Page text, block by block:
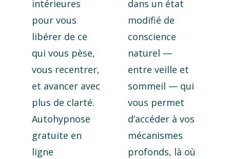
intérieures
pour vous
libérer de ce
qui vous pèse,
vous recentrer,
et avancer avec
plus de clarté.
Autohypnose
gratuite en
ligne
dans un état
modifié de
conscience
naturel —
entre veille et
sommeil — qui
vous permet
d’accéder à vos
mécanismes
profonds, là où